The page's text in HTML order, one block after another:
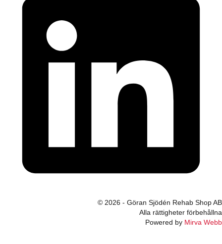
© 2026 - Göran Sjödén Rehab Shop AB
Alla rättigheter förbehållna
Powered by Mirva Webb